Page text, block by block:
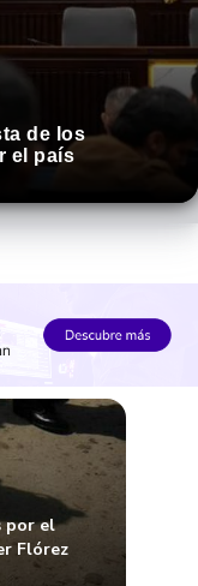
de los
el país
por el
Flórez